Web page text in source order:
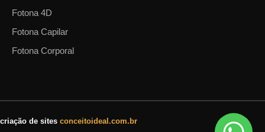
Fotona 4D
Fotona Capilar
Fotona Corporal
criação de sites conceitoideal.com.br